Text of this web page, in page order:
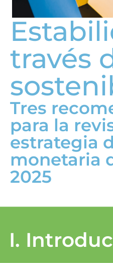
través
Tres
para la
estrategia
monetaria
2025
I.